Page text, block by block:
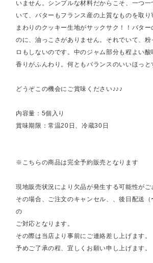
いません。シンプルな材料だからこそ、一つ
いて、バターもフランス産の上質なものを取り
まわりのクッキー生地がサックサク！！バタ
のに、油っこさがありません。それでいて、
ロもしないのです。中のジャム部分も程よい
香りがふんわり。何ともバランスのいいほっと
どうぞこの機会にご賞味ください♪♪♪
内容量：5個入り
賞味期限：常温20日、冷蔵30日
※こちらの商品は完全予約販売となります
現地販売状況により欠品が発生する可能性がご
その場合、ご注文のキャンセル、、後日配送
の
ご対応となります。
その際は当店より事前にご連絡差し上げます。
予めご了承の程、宜しくお願い申し上げます。